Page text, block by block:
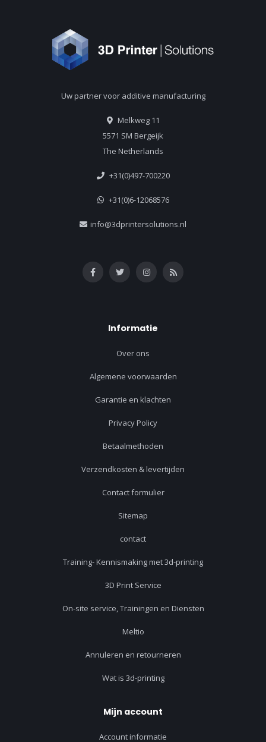
Uw partner voor additive manufacturing
Melkweg 11
5571 SM Bergeijk
The Netherlands
+31(0)497-700220
+31(0)6-12068576
info@3dprintersolutions.nl
Informatie
Over ons
Algemene voorwaarden
Garantie en klachten
Privacy Policy
Betaalmethoden
Verzendkosten & levertijden
Contact formulier
Sitemap
contact
Training- Kennismaking met 3d-printing
3D Print Service
On-site service, Trainingen en Diensten
Meltio
Annuleren en retourneren
Wat is 3d-printing
Mijn account
Account informatie